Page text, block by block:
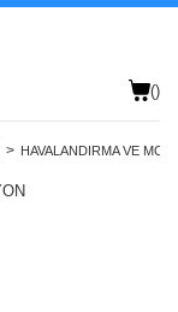
()
HAVALANDIRMA VE